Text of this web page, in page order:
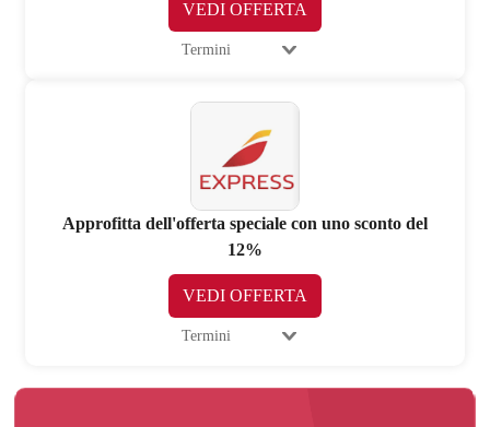
VEDI OFFERTA
Termini
Approfitta dell'offerta speciale con uno sconto del
12%
VEDI OFFERTA
Termini